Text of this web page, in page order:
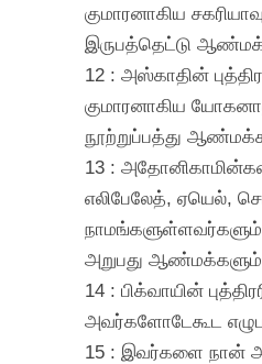
குமாரனாகிய
இருபத்தெட்டு
12 : அஸ்காதின்
குமாரனாகிய
நூற்றுப்பத்து
13 :
எலிபேலேத், ஏயெல்,
அறுபது
14 : பிக்வாயின்
அவர்களோடேகூட
15 : இவர்களை நான்